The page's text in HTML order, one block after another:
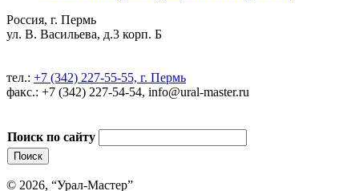
Россия, г. Пермь
ул. В. Васильева, д.3 корп. Б
тел.: +7 (342) 227-55-55, г. Пермь
факс.: +7 (342) 227-54-54, info@ural-master.ru
Поиск по сайту
© 2026, “Урал-Мастер”